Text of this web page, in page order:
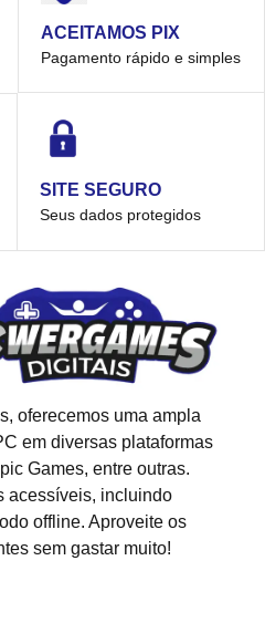
ACEITAMOS PIX
Pagamento rápido e simples
SITE SEGURO
Seus dados protegidos
oferecemos uma ampla
em diversas plataformas
Games, entre outras.
acessíveis, incluindo
offline. Aproveite os
sem gastar muito!